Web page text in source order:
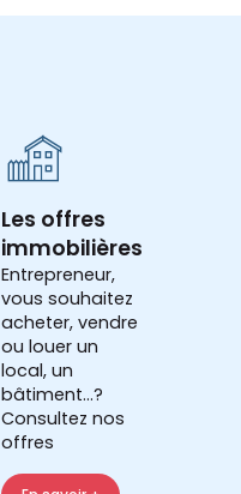
Les offres
immobilières
Entrepreneur,
vous souhaitez
acheter, vendre
ou louer un
local, un
bâtiment...?
Consultez nos
offres